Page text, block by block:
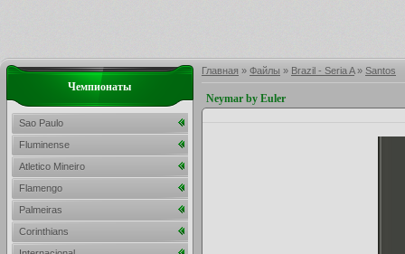
Главная » Файлы » Brazil - Seria A» Santos
Neymar by Euler
Чемпионаты
Sao Paulo
Fluminense
Atletico Mineiro
Flamengo
Palmeiras
Corinthians